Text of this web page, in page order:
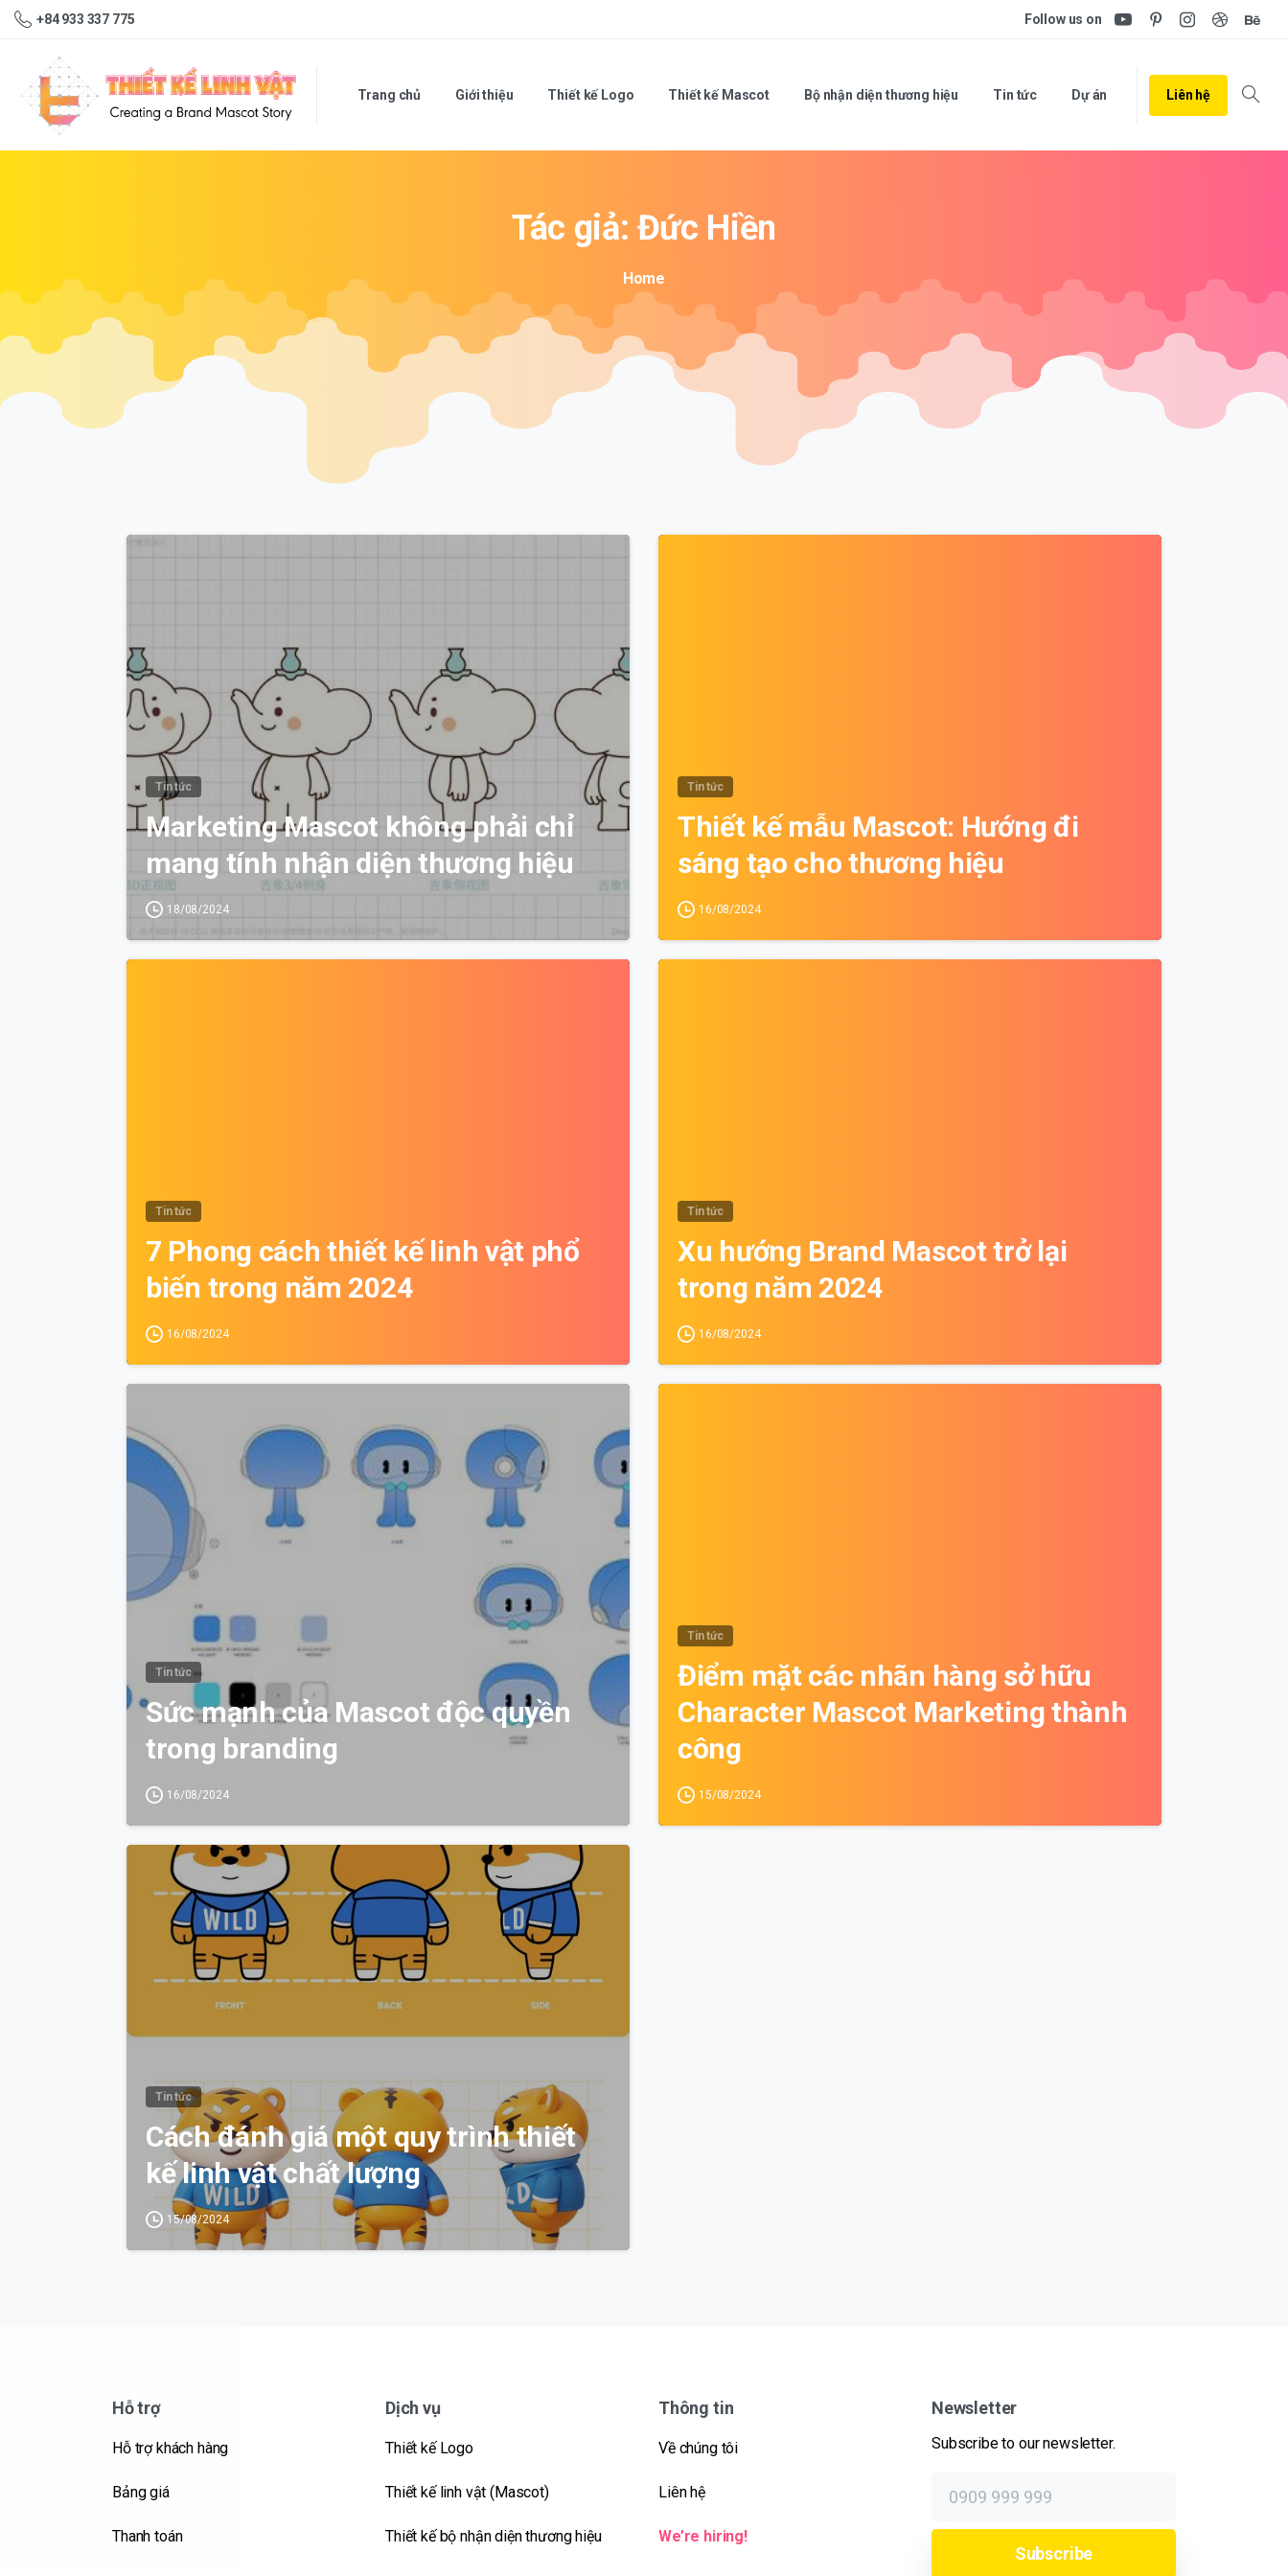
+84 933 337 775 Follow us on
Trang chủ Giới thiệu Thiết kế Logo Thiết kế Mascot Bộ nhận diện thương hiệu Tin tức Dự án Liên hệ
Search
Tác giả: Đức Hiền
Home
Tin tức
Marketing Mascot không phải chỉ
mang tính nhận diện thương hiệu
18/08/2024
Tin tức
Thiết kế mẫu Mascot: Hướng đi
sáng tạo cho thương hiệu
16/08/2024
Tin tức
7 Phong cách thiết kế linh vật phổ
biến trong năm 2024
16/08/2024
Tin tức
Xu hướng Brand Mascot trở lại
trong năm 2024
16/08/2024
Tin tức
Sức mạnh của Mascot độc quyền
trong branding
16/08/2024
Tin tức
Điểm mặt các nhãn hàng sở hữu
Character Mascot Marketing thành
công
15/08/2024
Tin tức
Cách đánh giá một quy trình thiết
kế linh vật chất lượng
15/08/2024
Hỗ trợ
Hỗ trợ khách hàng
Bảng giá
Thanh toán
Dịch vụ
Thiết kế Logo
Thiết kế linh vật (Mascot)
Thiết kế bộ nhận diện thương hiệu
Thông tin
Về chúng tôi
Liên hệ
We’re hiring!
Newsletter
Subscribe to our newsletter.